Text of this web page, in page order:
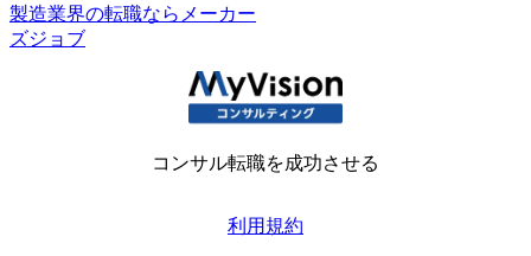
製造業界の転職ならメーカー
ズジョブ
コンサル転職を成功させる
利用規約